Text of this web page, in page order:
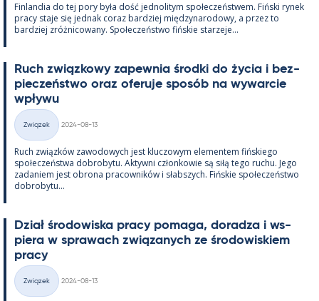
Fin­lan­dia do tej pory była dość jed­no­li­tym społeczeństwem. Fiński ry­nek
pracy staje się jed­nak co­raz bardziej między­na­ro­dowy, a przez to
bardziej zróż­nicowany. Społeczeństwo fińs­kie starzeje...
Ruch związ­kowy za­pew­nia środki do życia i bez­
pieczeństwo oraz ofe­ruje sposób na wywarcie
wpływu
Kategorie
Związek
2024-08-13
Ruch związków zawo­dowych jest kluczowym ele­men­tem fińs­kiego
społeczeństwa do­bro­bytu. Ak­tywni człon­kowie są siłą tego ruchu. Jego
za­da­niem jest obrona pracow­ników i słabszych. Fińs­kie społeczeństwo
do­bro­bytu...
Dział śro­dowiska pracy po­maga, do­radza i ws­
piera w sprawach związa­nych ze śro­dowis­kiem
pracy
Kategorie
Związek
2024-08-13